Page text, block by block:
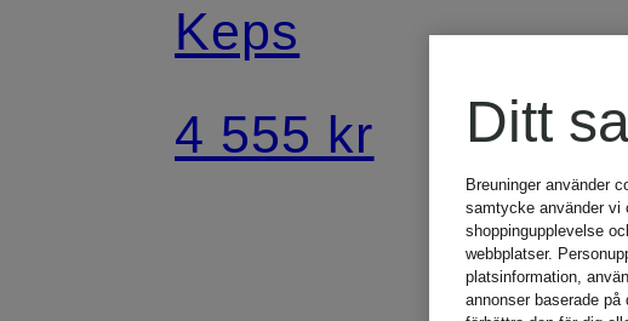
Keps
4 555 kr
Ditt
Breuninger använder
samtycke använder vi
shoppingupplevelse
webbplatser.
platsinformation,
annonser baserade